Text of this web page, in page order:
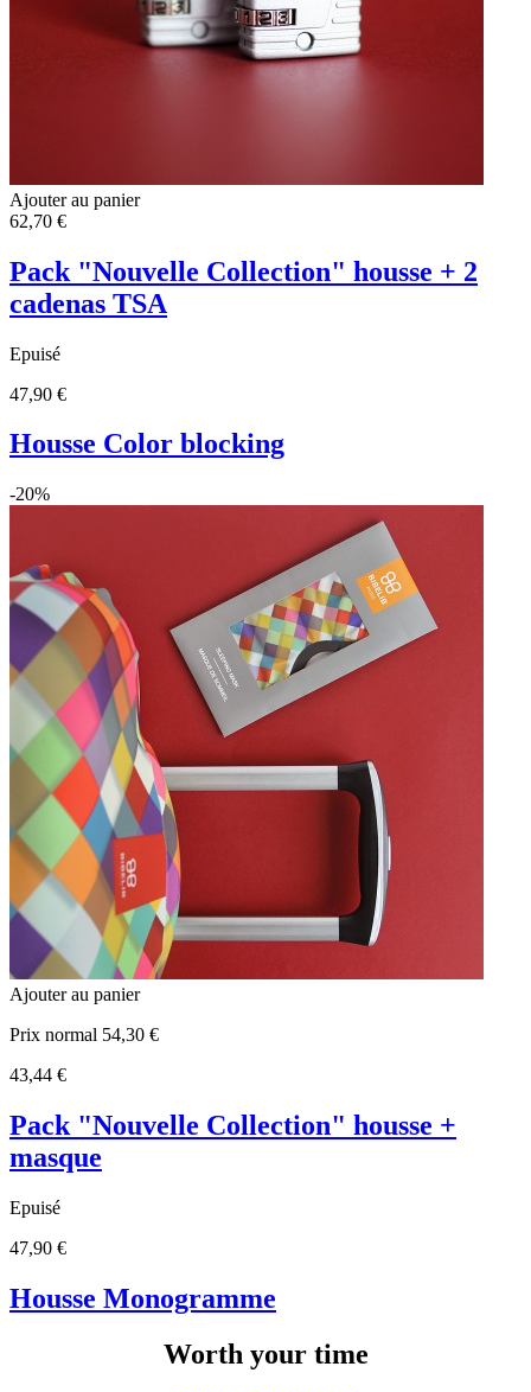
Ajouter au panier
62,70 €
Pack "Nouvelle Collection" housse + 2
cadenas TSA
Epuisé
47,90 €
Housse Color blocking
-20%
Ajouter au panier
Prix normal 54,30 €
43,44 €
Pack "Nouvelle Collection" housse +
masque
Epuisé
47,90 €
Housse Monogramme
Worth your time